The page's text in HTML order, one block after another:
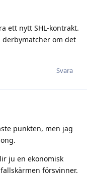
ett nytt SHL-kontrakt.
derbymatcher om det
Svara
punkten, men jag
ju en ekonomisk
försvinner.